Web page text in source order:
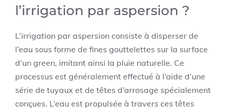
l’irrigation par aspersion ?
L’irrigation par aspersion consiste à disperser de
l’eau sous forme de fines gouttelettes sur la surface
d’un green, imitant ainsi la pluie naturelle. Ce
processus est généralement effectué à l’aide d’une
série de tuyaux et de têtes d’arrosage spécialement
conçues. L’eau est propulsée à travers ces têtes